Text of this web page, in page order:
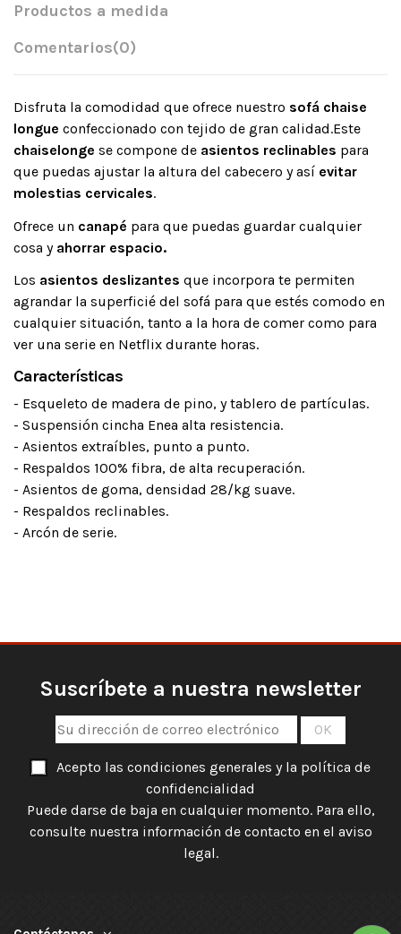
Productos a medida
Comentarios(0)
Disfruta la comodidad que ofrece nuestro sofá chaise
longue confeccionado con tejido de gran calidad.Este
chaiselonge se compone de asientos reclinables para
que puedas ajustar la altura del cabecero y así evitar
molestias cervicales.
Ofrece un canapé para que puedas guardar cualquier
cosa y ahorrar espacio.
Los asientos deslizantes que incorpora te permiten
agrandar la superficié del sofá para que estés comodo en
cualquier situación, tanto a la hora de comer como para
ver una serie en Netflix durante horas.
Características
- Esqueleto de madera de pino, y tablero de partículas.
- Suspensión cincha Enea alta resistencia.
- Asientos extraíbles, punto a punto.
- Respaldos 100% fibra, de alta recuperación.
- Asientos de goma, densidad 28/kg suave.
- Respaldos reclinables.
- Arcón de serie.
Suscríbete a nuestra newsletter
Acepto las condiciones generales y la política de
confidencialidad
Puede darse de baja en cualquier momento. Para ello,
consulte nuestra información de contacto en el aviso
legal.